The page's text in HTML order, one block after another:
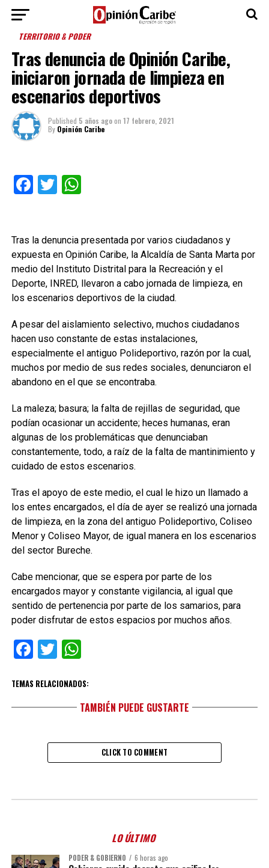
TERRITORIO & PODER
Tras denuncia de Opinión Caribe,
iniciaron jornada de limpieza en
escenarios deportivos
Published 5 años agoon 17 febrero, 2021
By Opinión Caribe
Facebook
TwitterWhatsApp
Tras la denuncia presentada por varios ciudadanos y
expuesta en Opinión Caribe, la Alcaldía de Santa Marta por
medio del Instituto Distrital para la Recreación y el
Deporte, INRED, llevaron a cabo jornada de limpieza, en
los escenarios deportivos de la ciudad.
A pesar del aislamiento selectivo, muchos ciudadanos
hacen uso constante de estas instalaciones,
especialmente el antiguo Polideportivo, razón por la cual,
muchos por medio de sus redes sociales, denunciaron el
abandono en el que se encontraba.
La maleza; basura; la falta de rejillas de seguridad, que
podían ocasionar un accidente; heces humanas, eran
algunas de los problemáticas que denunciaban
constantemente, todo, a raíz de la falta de mantinimiento y
cuidado de estos escenarios.
Tras el apoyo de este medio, el cual le hizo un llamado a
los entes encargados, el día de ayer se realizó una jornada
de limpieza, en la zona del antiguo Polideportivo, Coliseo
Menor y Coliseo Mayor, de igual manera en los escenarios
del sector Bureche.
Cabe mencionar, que se espera por parte de los
encargados mayor y constante vigilancia, al igual que
sentido de pertenencia por parte de los samarios, para
poder disfrutar de estos espacios por muchos años.
Facebook
TwitterWhatsApp
TEMAS RELACIONADOS:
TAMBIÉN PUEDE GUSTARTE
CLICK TO COMMENT
LO ÚLTIMO
PODER & GOBIERNO 6 horas ago